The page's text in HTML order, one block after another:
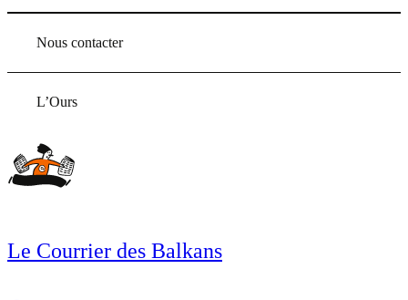
Nous contacter
L’Ours
Le Courrier des Balkans